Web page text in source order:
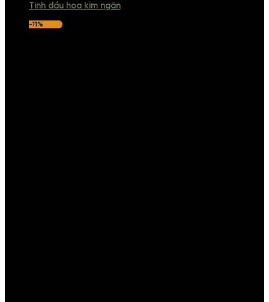
Tinh dầu hoa kim ngân
-11%